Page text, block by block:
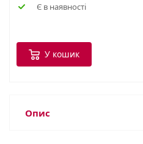
Є в наявності
У кошик
Опис